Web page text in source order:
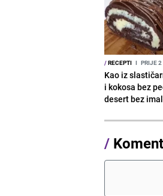
/RECEPTI I PRIJE
Kao iz
i kokosa bez
desert bez
/